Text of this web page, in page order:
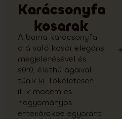
Karácsonyfa
kosarak
A barna karácsonyfa
alá való kosár elegáns
megjelenésével és
sűrű, élethű ágaival
tűnik ki. Tökéletesen
illik modern és
hagyományos
enteriőrökbe egyaránt.